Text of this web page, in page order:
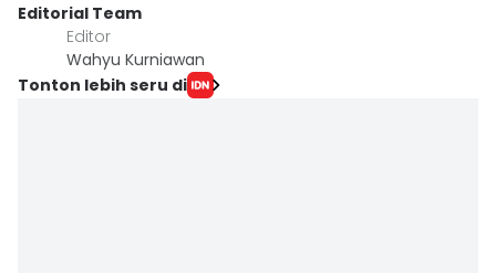
Editorial Team
Editor
Wahyu Kurniawan
Tonton lebih seru di